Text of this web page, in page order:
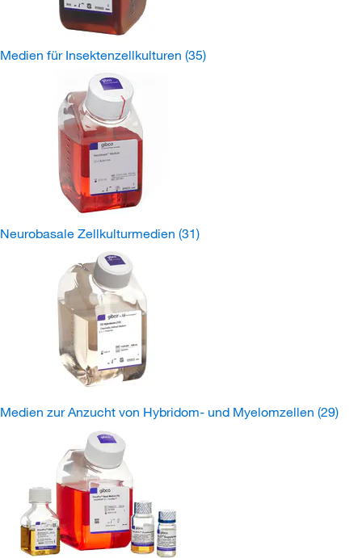
Medien für Insektenzellkulturen (35)
Neurobasale Zellkulturmedien (31)
Medien zur Anzucht von Hybridom- und Myelomzellen (29)